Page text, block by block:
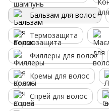
Бальзам для волос
Термозащита
Филлеры для волос
Кремы для волос
Спрей для волос